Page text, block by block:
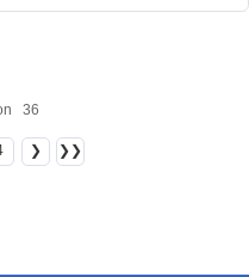
36
❯ ❯❯